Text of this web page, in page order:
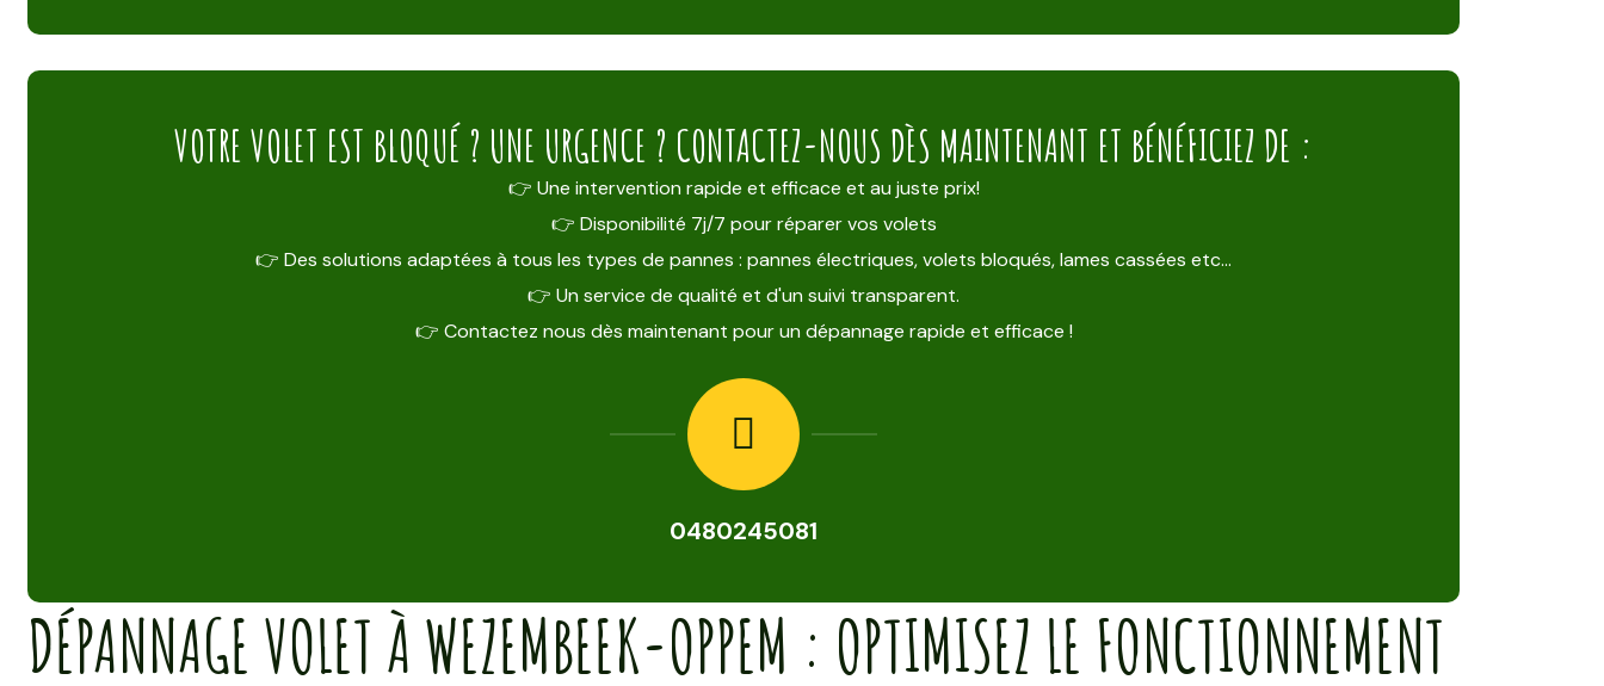
VOTRE VOLET EST BLOQUÉ ? UNE URGENCE ? CONTACTEZ-NOUS DÈS MAINTENANT ET BÉNÉFICIEZ DE :
👉 Une intervention rapide et efficace et au juste prix!
👉 Disponibilité 7j/7 pour réparer vos volets
👉 Des solutions adaptées à tous les types de pannes : pannes électriques, volets bloqués, lames cassées etc…
👉 Un service de qualité et d'un suivi transparent.
👉 Contactez nous dès maintenant pour un dépannage rapide et efficace !
0480245081
DÉPANNAGE VOLET À WEZEMBEEK-OPPEM : OPTIMISEZ LE FONCTIONNEMENT